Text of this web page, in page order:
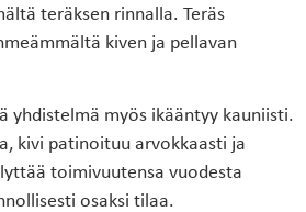
teräksen rinnalla. Teräs
kiven ja pellavan
yhdistelmä myös ikääntyy kauniisti.
kivi patinoituu arvokkaasti ja
toimivuutensa vuodesta
osaksi tilaa.